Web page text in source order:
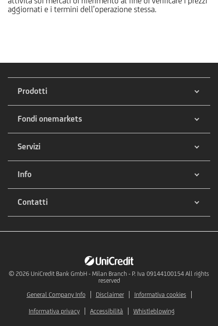
aggiornati e i termini dell’operazione stessa.
Prodotti
Fondi onemarkets
Servizi
Info
Contatti
© 2026 UniCredit Bank GmbH - Milan Branch - P. Iva 09144100154 All rights
reserved
General Company Info
Disclaimer Informativa cookies
Informativa privacy Accessibilità Whistleblowing